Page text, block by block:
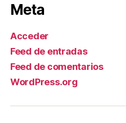
Meta
Acceder
Feed de entradas
Feed de comentarios
WordPress.org